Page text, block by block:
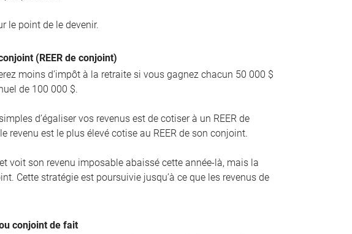
le point de le devenir.
(REER de conjoint)
moins d’impôt à la retraite si vous gagnez chacun 50 000 $
de 100 000 $.
d’égaliser vos revenus est de cotiser à un REER de
est le plus élevé cotise au REER de son conjoint.
voit son revenu imposable abaissé cette année-là, mais la
Cette stratégie est poursuivie jusqu’à ce que les revenus de
conjoint de fait